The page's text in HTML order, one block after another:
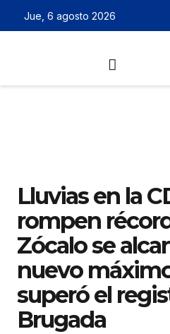
Jue, 6 agosto 2026
Lluvias en la
rompen
Zócalo se
nuevo
superó el
Brugada